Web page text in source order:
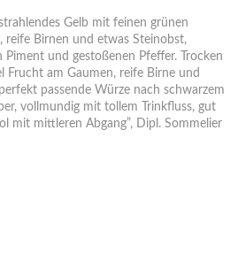
Gelb mit feinen grünen
reife Birnen und etwas Steinobst,
und gestoßenen Pfeffer. Trocken
Frucht am Gaumen, reife Birne und
passende Würze nach schwarzem
vollmundig mit tollem Trinkfluss, gut
mit mittleren Abgang”, Dipl. Sommelier